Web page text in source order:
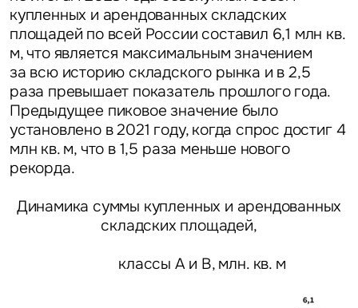
купленных и арендованных складских
площадей по всей России составил 6,1 млн кв.
м, что является максимальным значением
за всю историю складского рынка и в 2,5
раза превышает показатель прошлого года.
Предыдущее пиковое значение было
установлено в 2021 году, когда спрос достиг 4
млн кв. м, что в 1,5 раза меньше нового
рекорда.
Динамика суммы купленных и арендованных
складских площадей,
классы А и В, млн. кв. м